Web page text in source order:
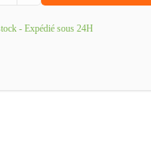
- Expédié sous 24H